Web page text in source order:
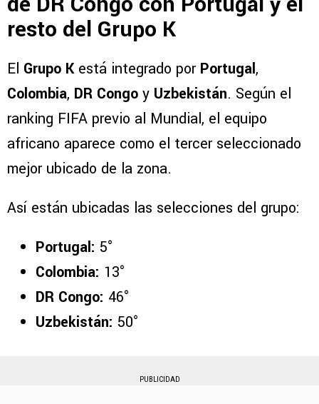
resto del Grupo K
El Grupo Kestá integrado por Portugal,
Colombia, DR Congo y Uzbekistán. Según el
ranking FIFA previo al Mundial, el equipo
africano aparece como el tercer seleccionado
mejor ubicado de la zona.
Así están ubicadas las selecciones del grupo:
Portugal: 5°
Colombia: 13°
DR Congo: 46°
Uzbekistán: 50°
PUBLICIDAD